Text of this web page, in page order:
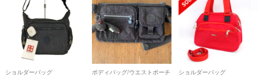
ショルダーバッグ ボディバッグ/ウエストポーチ ショルダーバッグ